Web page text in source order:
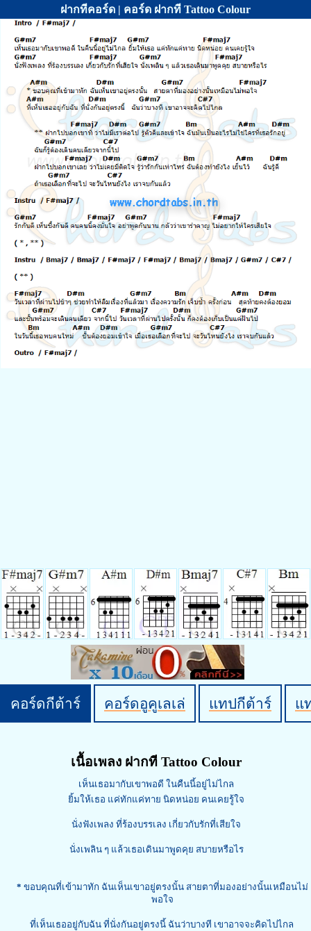
ฝากทีคอร์ด | คอร์ด ฝากที Tattoo Colour
คอร์ดกีต้าร์ คอร์ดอูคูเลเล่ แทปกีต้าร์ แ
เนื้อเพลง ฝากที Tattoo Colour
เห็นเธอมากับเขาพอดี ในคืนนี้อยู่ไม่ไกล
ยิ้มให้เธอ แค่ทักแค่ทาย นิดหน่อย คนเคยรู้ใจ
นั่งฟังเพลง ที่ร้องบรรเลง เกี่ยวกับรักที่เสียใจ
นั่งเพลิน ๆ แล้วเธอเดินมาพูดคุย สบายหรือไร
* ขอบคุณที่เข้ามาทัก ฉันเห็นเขาอยู่ตรงนั้น สายตาที่มองอย่างนั้นเหมือนไม่
พอใจ
ที่เห็นเธออยู่กับฉัน ที่นั่งกันอยู่ตรงนี้ ฉันว่าบางที เขาอาจจะคิดไปไกล